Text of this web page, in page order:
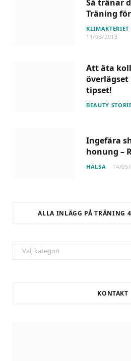
Så tränar
Träning för
11/03/2018
Att äta
tipset!
BEAUTY
Ingefära
honung –
HÄLSA 14/
ALLA INLÄGG PÅ TRÄNING
ALLA
INLÄGG
KONTAKT